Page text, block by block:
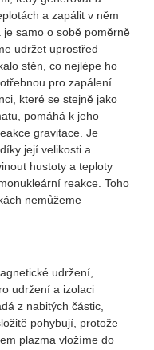
a zapálit v něm
samo o sobě poměrně
udržet uprostřed
stěn, co nejlépe ho
pro zapálení
které se stejně jako
pomáhá k jeho
gravitace. Je
její velikosti a
hustoty a teploty
reakce. Toho
nemůžeme
udržení,
udržení a izolaci
z nabitých částic,
pohybují, protože
plazma vložíme do